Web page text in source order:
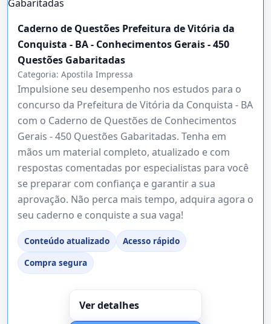
Caderno de Questões Prefeitura de Vitória da
Conquista - BA - Conhecimentos Gerais - 450
Questões Gabaritadas
Categoria: Apostila Impressa
Impulsione seu desempenho nos estudos para o
concurso da Prefeitura de Vitória da Conquista - BA
com o Caderno de Questões de Conhecimentos
Gerais - 450 Questões Gabaritadas. Tenha em
mãos um material completo, atualizado e com
respostas comentadas por especialistas para você
se preparar com confiança e garantir a sua
aprovação. Não perca mais tempo, adquira agora o
seu caderno e conquiste a sua vaga!
Conteúdo atualizado
Acesso rápido
Compra segura
Ver detalhes